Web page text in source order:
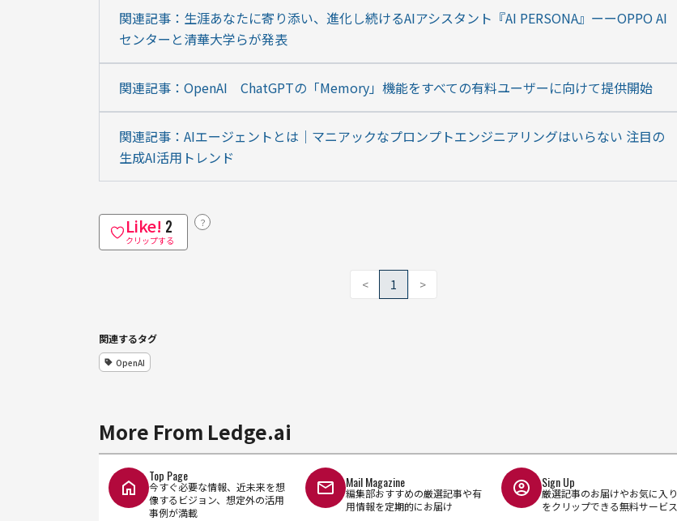
関連記事：生涯あなたに寄り添い、進化し続けるAIアシスタント『AI PERSONA』ーーOPPO AI
センターと清華大学らが発表
関連記事：OpenAI　ChatGPTの「Memory」機能をすべての有料ユーザーに向けて提供開始
関連記事：AIエージェントとは｜マニアックなプロンプトエンジニアリングはいらない 注目の
生成AI活用トレンド
Like! 2
クリップする
？
< 1 >
関連するタグ
OpenAI
More From Ledge.ai
Top Page
今すぐ必要な情報、近未来を想
像するビジョン、想定外の活用
事例が満載
Mail Magazine
編集部おすすめの厳選記事や有
用情報を定期的にお届け
Sign Up
厳選記事のお届けやお気に入り
をクリップできる無料サービス